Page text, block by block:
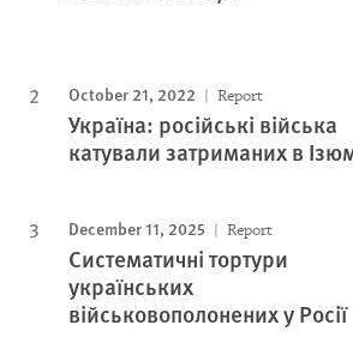
October 21, 2022 Report
Україна: російські війська
катували затриманих в
December 11, 2025 Report
Систематичні тортури
українських
військовополонених у Росії